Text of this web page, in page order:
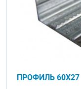
ПРОФИЛЬ 60Х27